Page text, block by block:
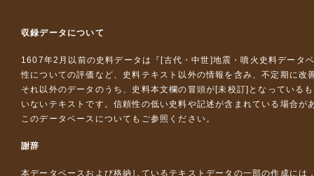
収録データについて
1607年2月以前の史料データは『 [古代・中世]地震・噴火史料データ
性についての評価など、史料テキスト以外の情報を含み、不定期に改
それ以外のデータのうち、史料本文欄の冒頭が[未校訂]となっている
いないテキストです。信頼性の低い史料や記述が含まれている場合が
このデータベースについて もご参照ください。
謝辞
本データベースおよび格納しているテキストデータの一部の作成には